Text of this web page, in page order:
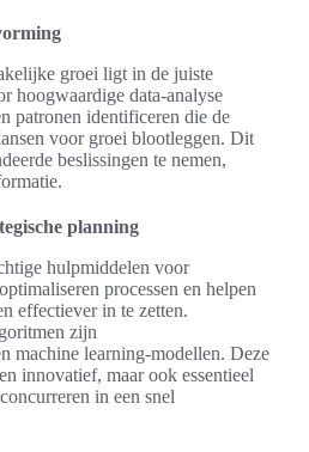
groei ligt in de juiste
hoogwaardige data-analyse
patronen identificeren die de
voor groei blootleggen. Dit
beslissingen te nemen,
planning
hulpmiddelen voor
processen en helpen
effectiever in te zetten.
zijn
machine learning-modellen. Deze
innovatief, maar ook essentieel
in een snel